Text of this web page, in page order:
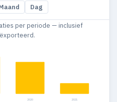
Dag
per periode — inclusief
2020 2021